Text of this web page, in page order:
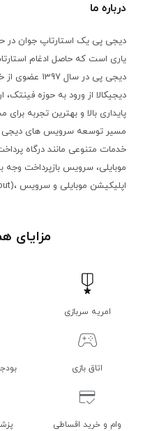
درباره ما
دیجی پی یک استارتاپ جوان در
دیجی پی در
دیجیکالا از ورود به حوزه
پایداری بالا و بهترین تجربه
مسیر توسعه سرویس های
خدمات متنوعی مانند درگاه
اپلیکیشن موبایلی و سرویس ،(payout) مشتریان قرار داده است.
مزایای
امریه سربازی
اتاق بازی
وام و خرید اقساطی